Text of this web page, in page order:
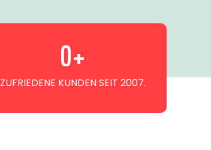
ZUFRIEDENE KUNDEN SEIT 2007.
0+